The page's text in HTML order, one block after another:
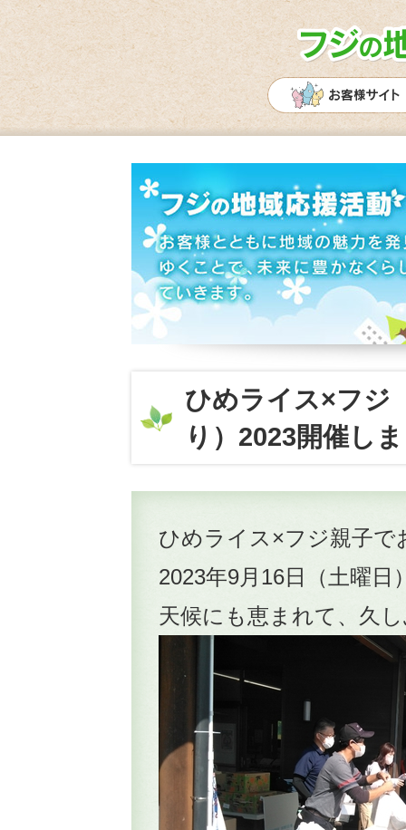
ひめライス×フジ
り）2023開催し
ひめライス×フジ親子で
2023年9月16日（土曜
天候にも恵まれて、久